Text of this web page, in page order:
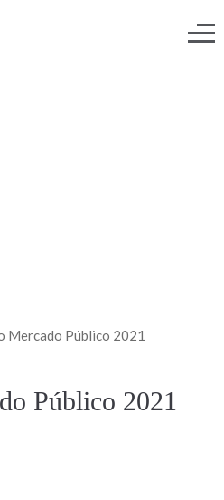
Mercado Público 2021
Público 2021